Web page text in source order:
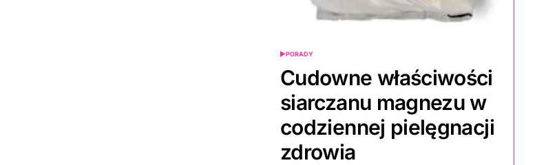
POSTED
PORADY
Cudowne właściwości
siarczanu magnezu w
codziennej pielęgnacji
zdrowia